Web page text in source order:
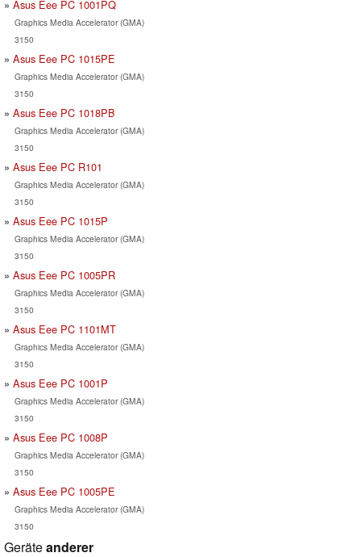
Asus Eee PC 1001PQ
Graphics Media Accelerator (GMA)
3150
Asus Eee PC 1015PE
Graphics Media Accelerator (GMA)
3150
Asus Eee PC 1018PB
Graphics Media Accelerator (GMA)
3150
Asus Eee PC R101
Graphics Media Accelerator (GMA)
3150
Asus Eee PC 1015P
Graphics Media Accelerator (GMA)
3150
Asus Eee PC 1005PR
Graphics Media Accelerator (GMA)
3150
Asus Eee PC 1101MT
Graphics Media Accelerator (GMA)
3150
Asus Eee PC 1001P
Graphics Media Accelerator (GMA)
3150
Asus Eee PC 1008P
Graphics Media Accelerator (GMA)
3150
Asus Eee PC 1005PE
Graphics Media Accelerator (GMA)
3150
Geräteanderer